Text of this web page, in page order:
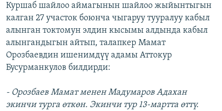
Куршаб шайлоо аймагынын шайлоо жыйынтыгын
калган 27 участок боюнча чыгаруу тууралуу кабыл
алынган токтомун элдин кысымы алдында кабыл
алынгандыгын айтып, талапкер Мамат
Орозбаевдин ишенимдүү адамы Аттокур
Бусурманкулов билдирди:
- Орозбаев Мамат менен Мадумаров Адахан
экинчи турга өткөн. Экинчи тур 13-мартта өттү.